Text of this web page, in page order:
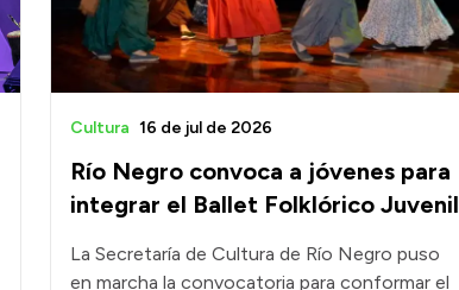
Río Negro convoca a jóvenes para
integrar el Ballet Folklórico Juvenil
Cultura 16 de jul de 2026
La Secretaría de Cultura de Río Negro puso
en marcha la convocatoria para conformar el